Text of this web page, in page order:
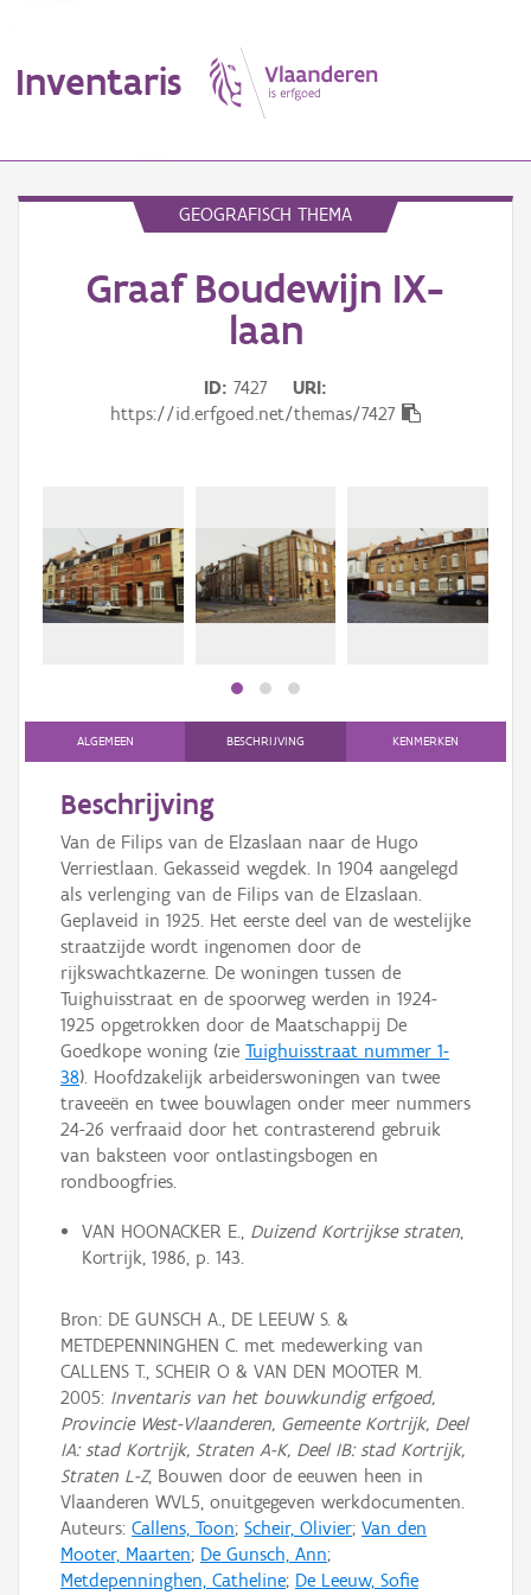
Inventaris
Erfgoedobject
Persoon of collectief
Downloads
GEOGRAFISCH THEMA
Graaf Boudewijn IX-
laan
ID 7427
URI
https://id.erfgoed.net/themas/7427
ALGEMEEN BESCHRIJVING KENMERKEN
Beschrijving
Van de Filips van de Elzaslaan naar de Hugo
Verriestlaan. Gekasseid wegdek. In 1904 aangelegd
als verlenging van de Filips van de Elzaslaan.
Geplaveid in 1925. Het eerste deel van de westelijke
straatzijde wordt ingenomen door de
rijkswachtkazerne. De woningen tussen de
Tuighuisstraat en de spoorweg werden in 1924-
1925 opgetrokken door de Maatschappij De
Goedkope woning (zie Tuighuisstraat nummer 1-
38). Hoofdzakelijk arbeiderswoningen van twee
traveeën en twee bouwlagen onder meer nummers
24-26 verfraaid door het contrasterend gebruik
van baksteen voor ontlastingsbogen en
rondboogfries.
VAN HOONACKER E., Duizend Kortrijkse straten,
Kortrijk, 1986, p. 143.
Bron: DE GUNSCH A., DE LEEUW S. &
METDEPENNINGHEN C. met medewerking van
CALLENS T., SCHEIR O & VAN DEN MOOTER M.
2005: Inventaris van het bouwkundig erfgoed,
Provincie West-Vlaanderen, Gemeente Kortrijk, Deel
IA: stad Kortrijk, Straten A-K, Deel IB: stad Kortrijk,
Straten L-Z, Bouwen door de eeuwen heen in
Vlaanderen WVL5, onuitgegeven werkdocumenten.
Auteurs: Callens, Toon; Scheir, Olivier; Van den
Mooter, Maarten; De Gunsch, Ann;
Metdepenninghen, Catheline; De Leeuw, Sofie